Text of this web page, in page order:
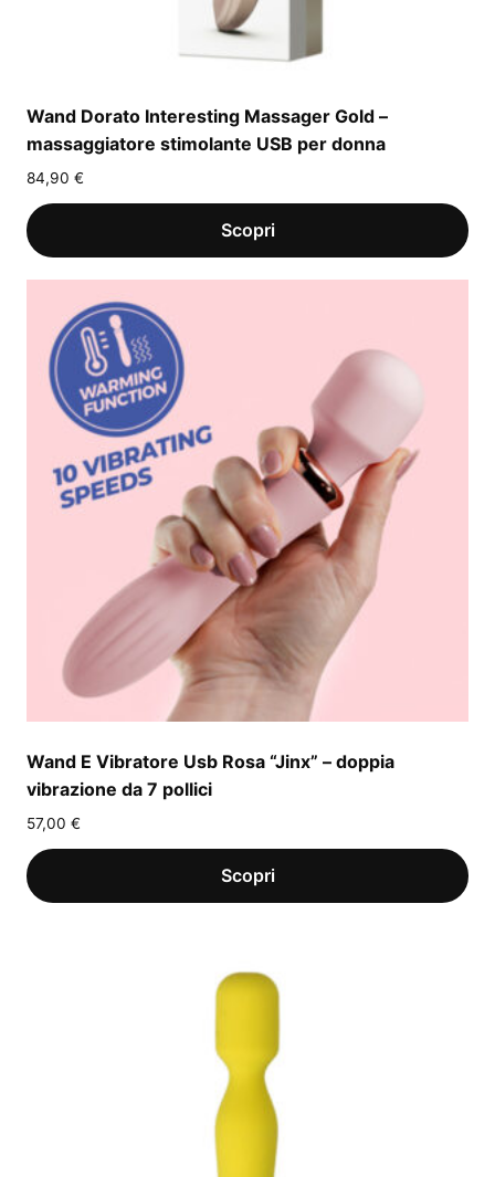
Wand Dorato Interesting Massager Gold –
massaggiatore stimolante USB per donna
84,90 €
Wand E Vibratore Usb Rosa “Jinx” – doppia
vibrazione da 7 pollici
57,00 €